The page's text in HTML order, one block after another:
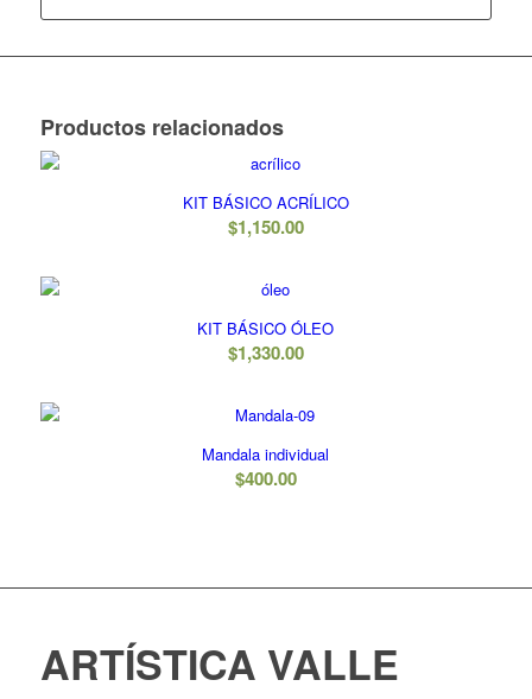
Productos relacionados
2.95
KIT BÁSICO ACRÍLICO
$1,150.00
KIT BÁSICO ÓLEO
$1,330.00
Mandala individual
$400.00
ARTÍSTICA VALLE